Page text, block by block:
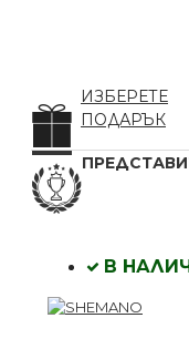
ИЗБЕРЕТЕ
ПОДАРЪК
В